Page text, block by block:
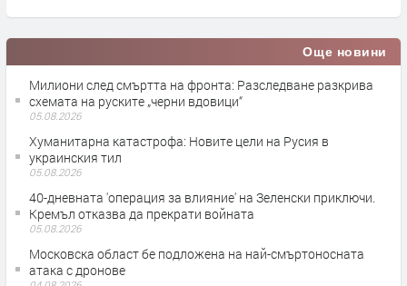
Още новини
Милиони след смъртта на фронта: Разследване разкрива
схемата на руските „черни вдовици“
05.08.2026
Хуманитарна катастрофа: Новите цели на Русия в
украинския тил
05.08.2026
40-дневната 'операция за влияние' на Зеленски приключи.
Кремъл отказва да прекрати войната
05.08.2026
Московска област бе подложена на най-смъртоносната
атака с дронове